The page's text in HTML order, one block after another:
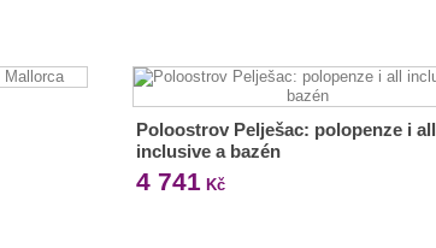
Poloostrov Pelješac: polopenze i all
inclusive a bazén
4 741 Kč